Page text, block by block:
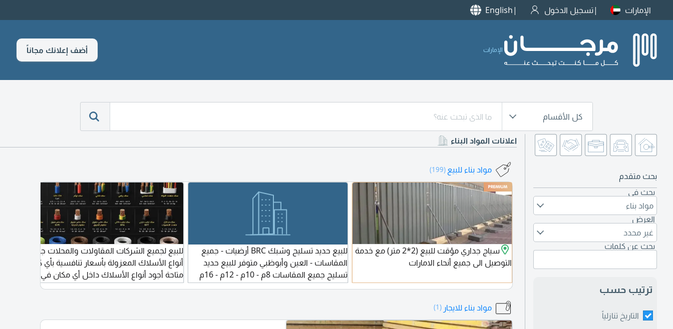
الإمارات تسجيل الدخول English
الإمارات أضف إعلانك مجاناً
كل الأقسام
بحث متقدم
بحث في
مواد بناء
العرض
غير محدد
بحث عن كلمات
ترتيب حسب
التاريخ تنازلياً
اعلانات المواد البناء
مواد بناء للبيع (199)
سياج جداري مؤقت للبيع (2*2 متر) مع خدمة
التوصيل الى جميع أنحاء الامارات
للبيع حديد تسليح وشبك BRC أرضيات - جميع
المقاسات - العين وأبوظبي متوفر للبيع حديد
تسليح جميع المقاسات 8م - 10م - 12م - 16م
20م شبك أرضيات BRC مقاسات مختلفة 6م -
التوصيل متوفر داخل الامارات
للبيع لجميع الشركات المقاولات والمحلات جميع
أنواع الأسلاك المعزولة بأسعار تنافسية بأي كمية
متاحة أجود أنواع الأسلاك داخل أي مكان في دبي
الامارات
مواد بناء للايجار (1)